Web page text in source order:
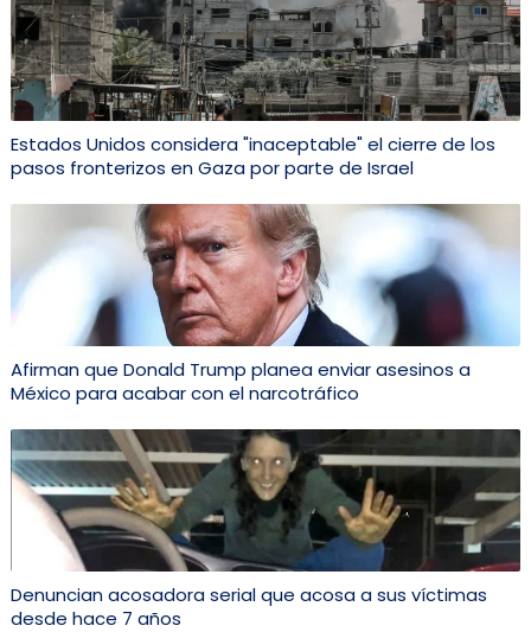
Estados Unidos considera "inaceptable" el cierre de los
pasos fronterizos en Gaza por parte de Israel
Afirman que Donald Trump planea enviar asesinos a
México para acabar con el narcotráfico
Denuncian acosadora serial que acosa a sus víctimas
desde hace 7 años